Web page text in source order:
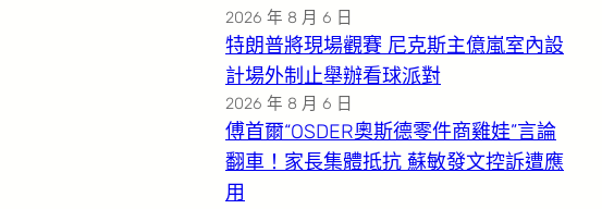
2026 年 8 月 6 日
特朗普將現場觀賽 尼克斯主億嵐室內設
計場外制止舉辦看球派對
2026 年 8 月 6 日
傅首爾“OSDER奧斯德零件商雞娃”言論
翻車！家長集體抵抗 蘇敏發文控訴遭應
用